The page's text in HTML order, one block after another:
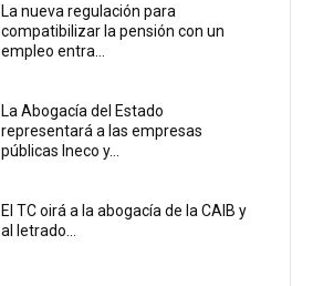
La nueva regulación para
compatibilizar la pensión con un
empleo entra...
La Abogacía del Estado
representará a las empresas
públicas Ineco y...
El TC oirá a la abogacía de la CAIB y
al letrado...